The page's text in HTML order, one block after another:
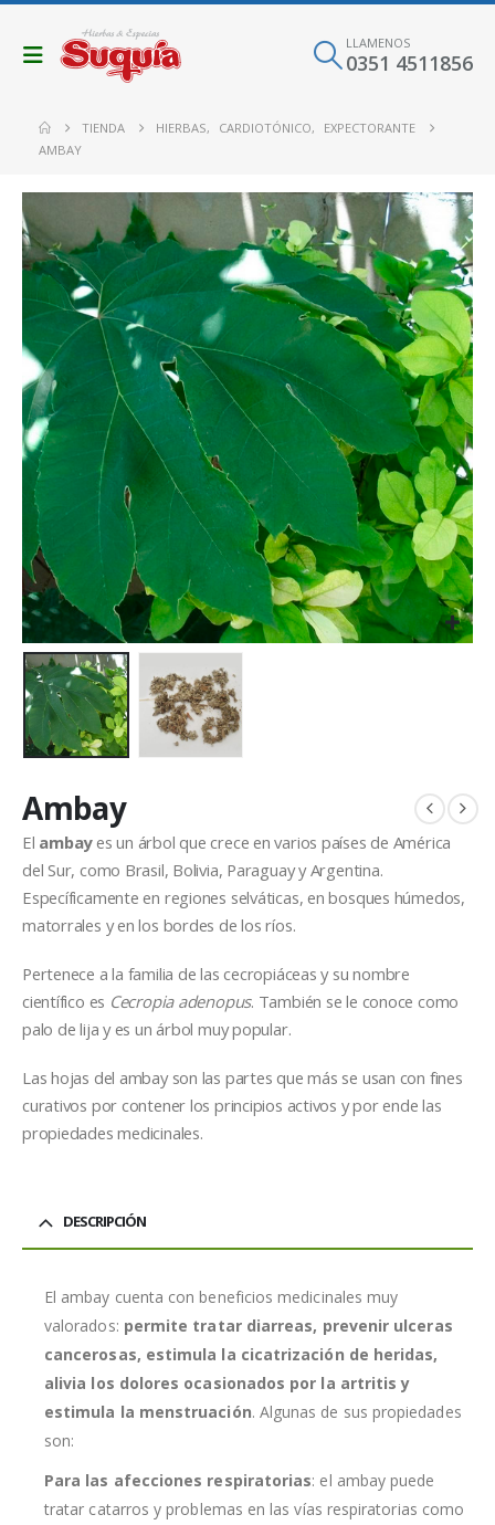
LLAMENOS
0351 4511856
TIENDA HIERBAS, CARDIOTÓNICO,
EXPECTORANTE
AMBAY
Ambay
El ambayes un árbol que crece en varios países de América
del Sur, como Brasil, Bolivia, Paraguay y Argentina.
Específicamente en regiones selváticas, en bosques húmedos,
matorrales y en los bordes de los ríos.
Pertenece a la familia de las cecropiáceas y su nombre
científico es Cecropia adenopus. También se le conoce como
palo de lija y es un árbol muy popular.
Las hojas del ambay son las partes que más se usan con fines
curativos por contener los principios activos y por ende las
propiedades medicinales.
DESCRIPCIÓN
El ambay cuenta con beneficios medicinales muy
valorados: permite tratar diarreas, prevenir ulceras
cancerosas, estimula la cicatrización de heridas,
alivia los dolores ocasionados por la artritis y
estimula la menstruación. Algunas de sus propiedades
son:
Para las afecciones respiratorias: el ambay puede
tratar catarros y problemas en las vías respiratorias como